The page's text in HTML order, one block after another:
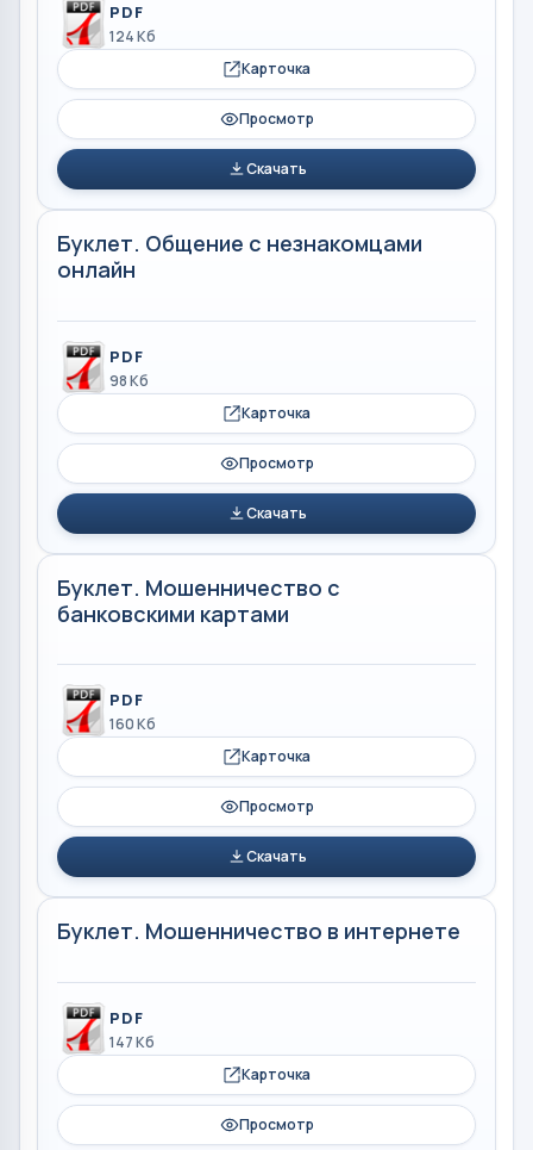
PDF
124 Кб
Карточка
Просмотр
Скачать
Буклет. Общение с незнакомцами
онлайн
PDF
98 Кб
Карточка
Просмотр
Скачать
Буклет. Мошенничество с
банковскими картами
PDF
160 Кб
Карточка
Просмотр
Скачать
Буклет. Мошенничество в интернете
PDF
147 Кб
Карточка
Просмотр